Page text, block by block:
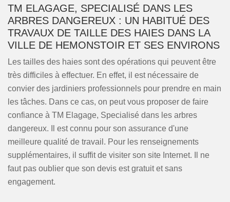
TM ELAGAGE, SPECIALISÉ DANS LES
ARBRES DANGEREUX : UN HABITUÉ DES
TRAVAUX DE TAILLE DES HAIES DANS LA
VILLE DE HEMONSTOIR ET SES ENVIRONS
Les tailles des haies sont des opérations qui peuvent être
très difficiles à effectuer. En effet, il est nécessaire de
convier des jardiniers professionnels pour prendre en main
les tâches. Dans ce cas, on peut vous proposer de faire
confiance à TM Elagage, Specialisé dans les arbres
dangereux. Il est connu pour son assurance d'une
meilleure qualité de travail. Pour les renseignements
supplémentaires, il suffit de visiter son site Internet. Il ne
faut pas oublier que son devis est gratuit et sans
engagement.